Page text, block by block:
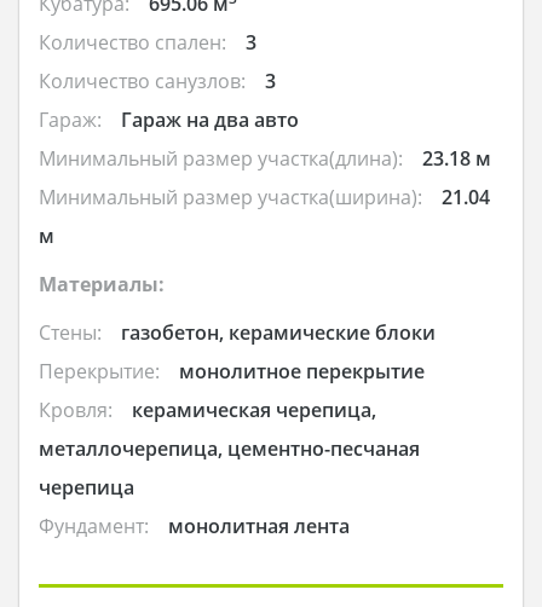
Количество спален:
3
Количество санузлов:
3
Гараж:
Гараж на два авто
Минимальный размер участка(длина):
23.18 м
Минимальный размер участка(ширина):
21.04
м
Материалы:
Стены:
газобетон, керамические блоки
Перекрытие:
монолитное перекрытие
Кровля:
керамическая черепица,
металлочерепица, цементно-песчаная
черепица
Фундамент:
монолитная лента